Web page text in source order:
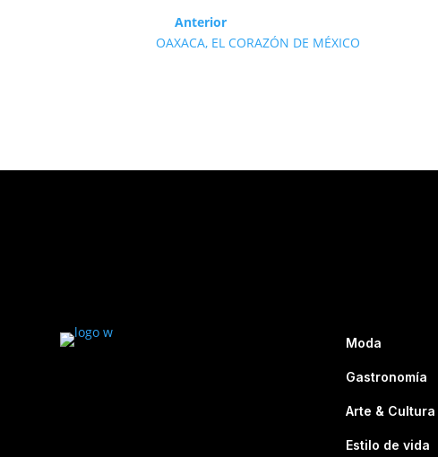
Anterior
OAXACA, EL CORAZÓN DE MÉXICO
Moda
Gastronomía
Arte & Cultura
Estilo de vida